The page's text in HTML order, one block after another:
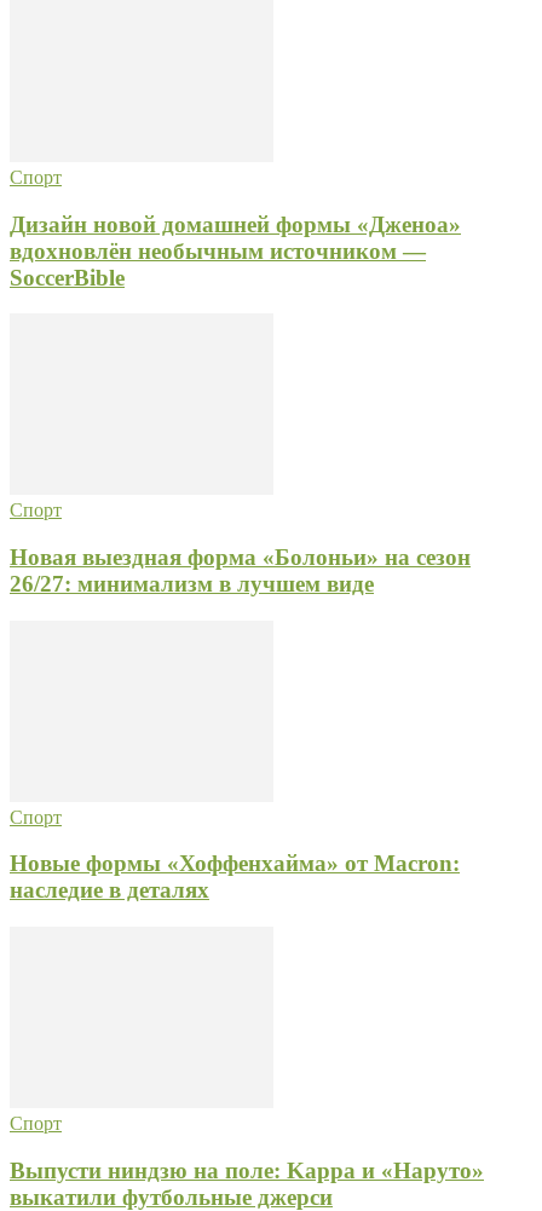
Спорт
Дизайн новой домашней формы «Дженоа»
вдохновлён необычным источником —
SoccerBible
Спорт
Новая выездная форма «Болоньи» на сезон
26/27: минимализм в лучшем виде
Спорт
Новые формы «Хоффенхайма» от Macron:
наследие в деталях
Спорт
Выпусти ниндзю на поле: Kappa и «Наруто»
выкатили футбольные джерси